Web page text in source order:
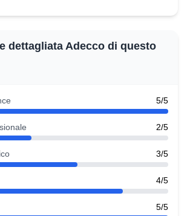
dettagliata Adecco di questo
5/5
2/5
3/5
4/5
5/5